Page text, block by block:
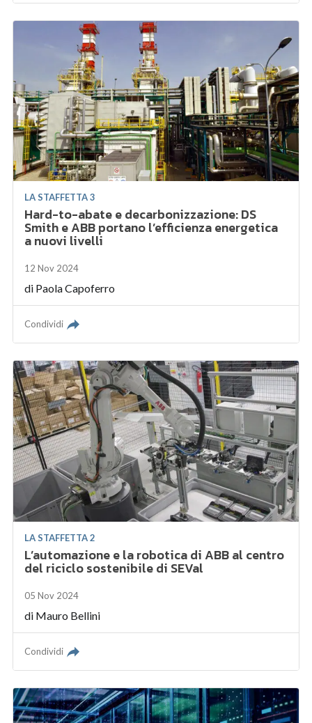
LA STAFFETTA 3
Hard-to-abate e decarbonizzazione: DS
Smith e ABB portano l’efficienza energetica
a nuovi livelli
12 Nov 2024
di Paola Capoferro
Condividi
LA STAFFETTA 2
L’automazione e la robotica di ABB al centro
del riciclo sostenibile di SEVal
05 Nov 2024
di Mauro Bellini
Condividi